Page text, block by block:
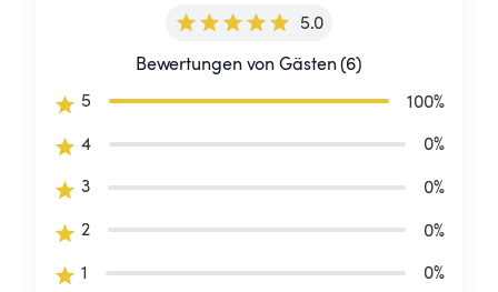
5.0
Bewertungen von Gästen (6)
5
100%
4
0%
3
0%
2
0%
1
0%